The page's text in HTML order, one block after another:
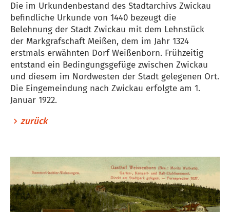
Die im Urkundenbestand des Stadtarchivs Zwickau
befindliche Urkunde von 1440 bezeugt die
Belehnung der Stadt Zwickau mit dem Lehnstück
der Markgrafschaft Meißen, dem im Jahr 1324
erstmals erwähnten Dorf Weißenborn. Frühzeitig
entstand ein Bedingungsgefüge zwischen Zwickau
und diesem im Nordwesten der Stadt gelegenen Ort.
Die Eingemeindung nach Zwickau erfolgte am 1.
Januar 1922.
zurück